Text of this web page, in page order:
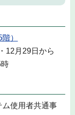
）
12月29日から
使用者共通事